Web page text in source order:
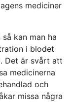
mediciner
kan man ha
i blodet
Det är svårt att
medicinerna
och
missa några